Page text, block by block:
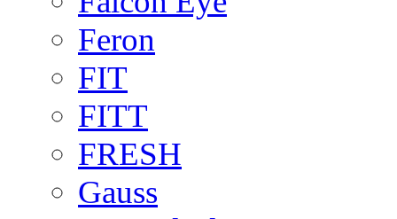
Feron
FIT
FITT
FRESH
Gauss